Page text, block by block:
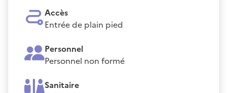
Accès
Entrée de plain pied
Personnel
Personnel non formé
Sanitaire